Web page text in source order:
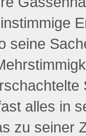
seine
alles in
zu seiner